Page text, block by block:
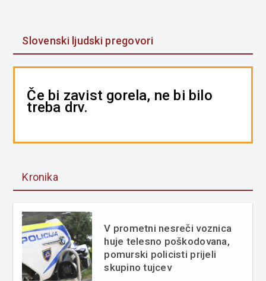
Slovenski ljudski pregovori
Če bi zavist gorela, ne bi bilo
treba drv.
Kronika
V prometni nesreči voznica
huje telesno poškodovana,
pomurski policisti prijeli
skupino tujcev